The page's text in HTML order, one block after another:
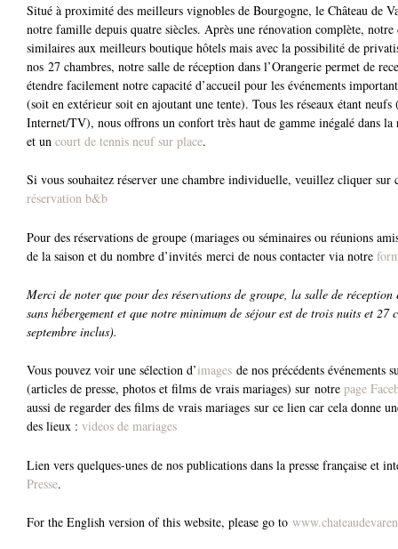
Situé à proximité des meilleurs vignobles de Bourgogne, le Château de
notre famille depuis quatre siècles. Après une rénovation complète,
similaires aux meilleurs boutique hôtels mais avec la possibilité de
nos 27 chambres, notre salle de réception dans l’Orangerie permet de
étendre facilement notre capacité d’accueil pour les événements
(soit en extérieur soit en ajoutant une tente). Tous les réseaux étant
Internet/TV), nous offrons un confort très haut de gamme inégalé dans
et un court de tennis neuf sur place.
Si vous souhaitez réserver une chambre individuelle, veuillez cliquer
réservation b&b
Pour des réservations de groupe (mariages ou séminaires ou réunions
de la saison et du nombre d’invités merci de nous contacter via notre
Merci de noter que pour des réservations de groupe, la salle de
sans hébergement et que notre minimum de séjour est de trois nuits et 27
septembre inclus).
Vous pouvez voir une sélection d’images de nos précédents événements
(articles de presse, photos et films de vrais mariages) sur notre page
aussi de regarder des films de vrais mariages sur ce lien car cela donne
des lieux : videos de mariages
Lien vers quelques-unes de nos publications dans la presse française et
Presse.
For the English version of this website, please go to